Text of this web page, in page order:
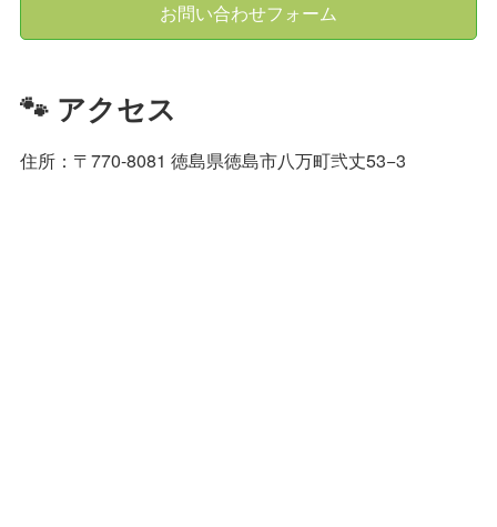
お問い合わせフォーム
🐾 アクセス
住所：〒770-8081 徳島県徳島市八万町弐丈53−3